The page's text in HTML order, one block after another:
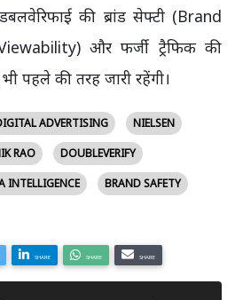
की ब्रांड सेफ्टी (Brand
और फर्जी ट्रैफिक की
पहले की तरह जारी रहेंगी।
ADVERTISING
NIELSEN
RAO
DOUBLEVERIFY
INTELLIGENCE
BRAND SAFETY
SHARE SHARE SHARE